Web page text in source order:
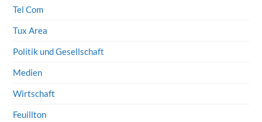
Tel Com
Tux Area
Politik und Gesellschaft
Medien
Wirtschaft
Feuillton